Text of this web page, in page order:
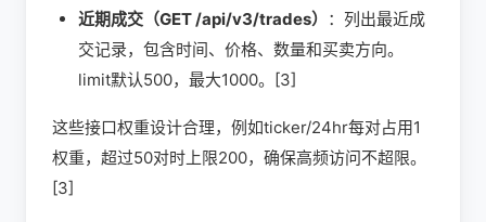
近期成交（GET /api/v3/trades） ：列出最近成
交记录，包含时间、价格、数量和买卖方向。
limit默认500，最大1000。[3]
这些接口权重设计合理，例如ticker/24hr每对占用1
权重，超过50对时上限200，确保高频访问不超限。
[3]